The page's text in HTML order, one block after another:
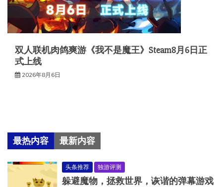
双人联机肉鸽爽游《我不是魔王》Steam8月6日正
式上线
2026年8月6日
最热内容 最新内容
头条推荐 独游评测
躲避魔物，拯救世界，诙谐的弹幕游戏